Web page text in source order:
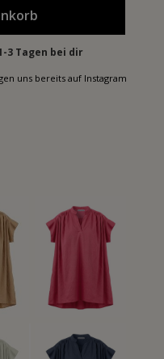
3 Tagen bei dir
uns bereits auf Instagram